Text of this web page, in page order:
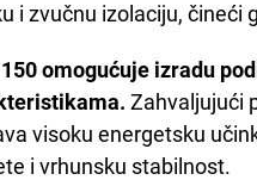
i zvučnu izolaciju,
150 omogućuje izradu
Zahvaljujući
visoku energetsku
i vrhunsku stabilnost.